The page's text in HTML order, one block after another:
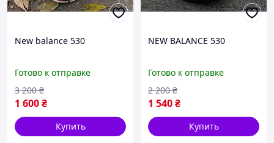
New balance 530
Готово к отправке
1 600₴
3 200 ₴
Купить
NEW BALANCE 530
Готово к отправке
1 540₴
2 200 ₴
Купить